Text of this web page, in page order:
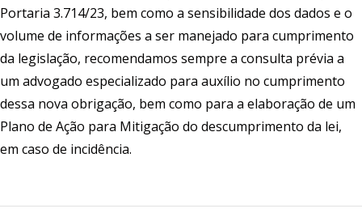
Portaria 3.714/23, bem como a sensibilidade dos dados e o
volume de informações a ser manejado para cumprimento
da legislação, recomendamos sempre a consulta prévia a
um advogado especializado para auxílio no cumprimento
dessa nova obrigação, bem como para a elaboração de um
Plano de Ação para Mitigação do descumprimento da lei,
em caso de incidência.